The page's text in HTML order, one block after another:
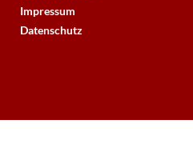
Impressum
Datenschutz